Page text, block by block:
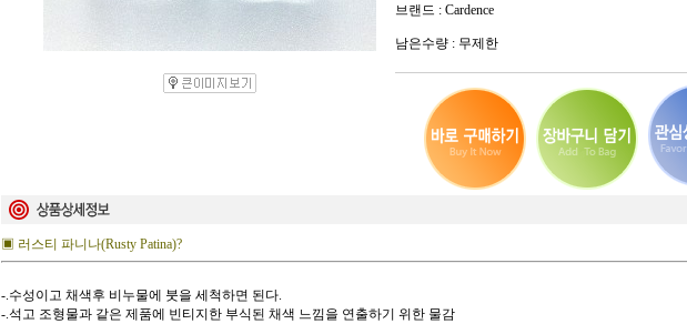
브랜드 : Cardence
남은수량 : 무제한
▣ 러스티 파니나(Rusty Patina)?
-.수성이고 채색후 비누물에 붓을 세척하면 된다.
-.석고 조형물과 같은 제품에 빈티지한 부식된 채색 느낌을 연출하기 위한 물감